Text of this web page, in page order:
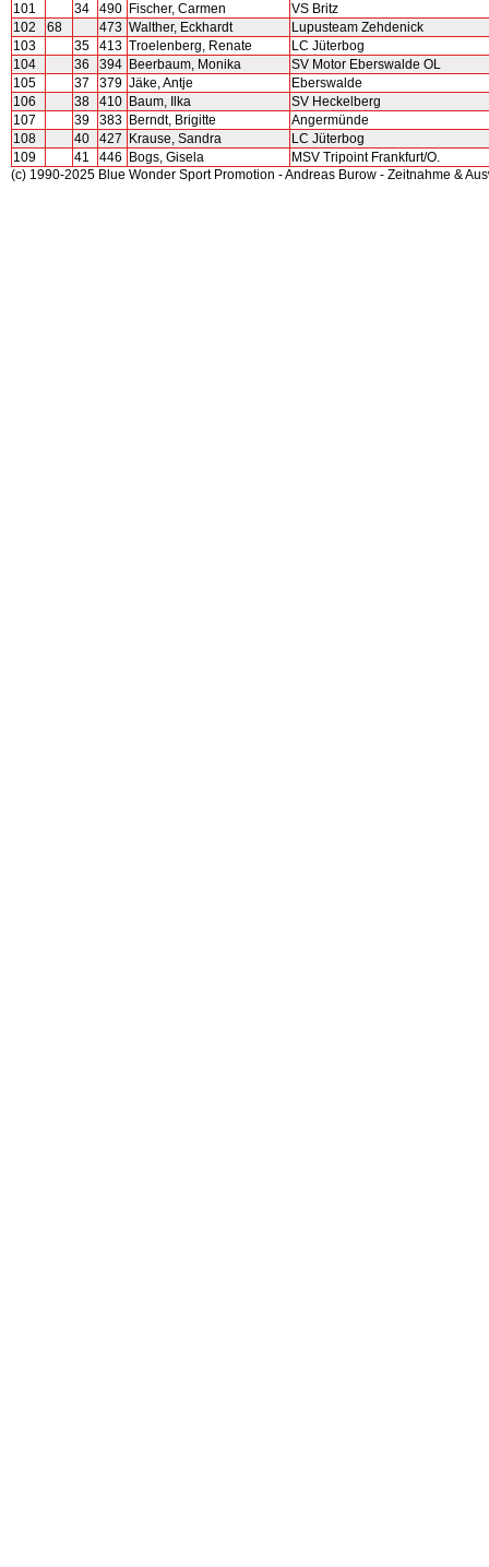
101 34 490 Fischer, Carmen
VS Britz
102
68 473 Walther, Eckhardt
Lupusteam Zehdenick
103
35 413 Troelenberg, Renate
LC Jüterbog
104
36 394 Beerbaum, Monika
SV Motor Eberswalde OL
105
37 379 Jäke, Antje
Eberswalde
106
38 410 Baum, Ilka
SV Heckelberg
107
39 383 Berndt, Brigitte
Angermünde
108
40 427 Krause, Sandra
LC Jüterbog
109
41 446 Bogs, Gisela
MSV Tripoint Frankfurt/O.
(c) 1990-2025 Blue Wonder Sport Promotion - Andreas Burow - Zeitnahme &